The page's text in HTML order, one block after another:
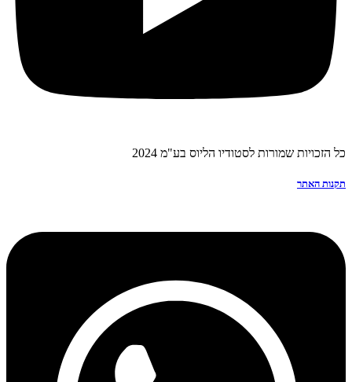
כל הזכויות שמורות לסטודיו הליוס בע"מ 2024
תקנות האתר